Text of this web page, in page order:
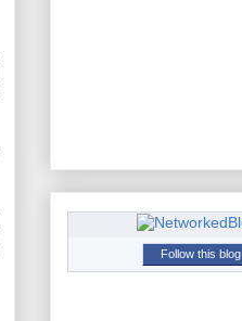
Follow this blog